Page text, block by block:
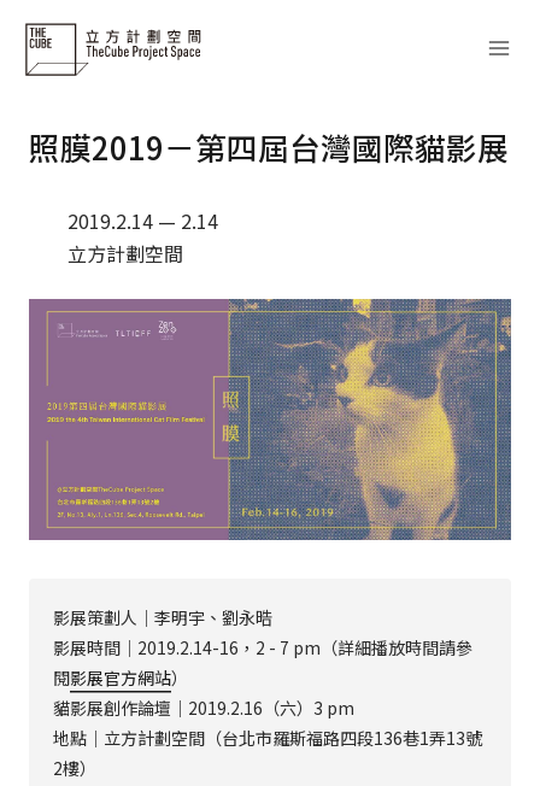
Skip
content
照膜2019－第四屆台灣國際貓影展
2019.2.14 — 2.14
立方計劃空間
影展策劃人｜李明宇、劉永晧
影展時間｜2019.2.14-16，2 - 7 pm（詳細播放時間請參
閱影展官方網站）
貓影展創作論壇｜2019.2.16（六）3 pm
地點｜立方計劃空間（台北市羅斯福路四段136巷1弄13號
2樓）